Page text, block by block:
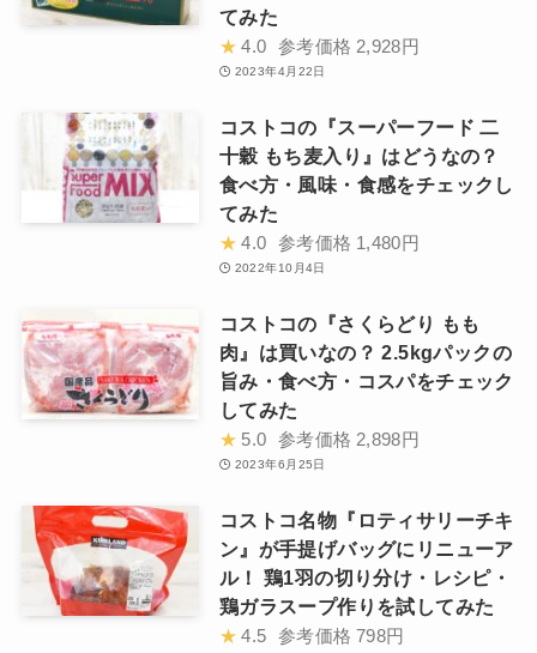
てみた
★ 4.0 参考価格 2,928円
2023年4月22日
コストコの『スーパーフード 二
十穀 もち麦入り』はどうなの？
食べ方・風味・食感をチェックし
てみた
★ 4.0 参考価格 1,480円
2022年10月4日
コストコの『さくらどり もも
肉』は買いなの？ 2.5kgパックの
旨み・食べ方・コスパをチェック
してみた
★ 5.0 参考価格 2,898円
2023年6月25日
コストコ名物『ロティサリーチキ
ン』が手提げバッグにリニューア
ル！ 鶏1羽の切り分け・レシピ・
鶏ガラスープ作りを試してみた
★ 4.5 参考価格 798円